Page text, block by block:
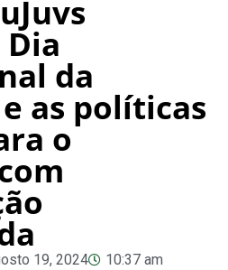
da
as políticas
o
19, 2024 10:37 am